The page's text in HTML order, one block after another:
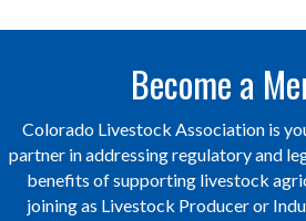
Become a
Colorado Livestock Association is
partner in addressing regulatory and
benefits of supporting livestock
joining as Livestock Producer or